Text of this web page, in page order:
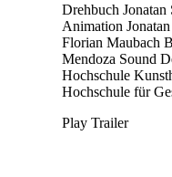
Drehbuch
Animation
Florian Maubach
Mendoza Sound
Hochschule
Hochschule für
Play Trailer